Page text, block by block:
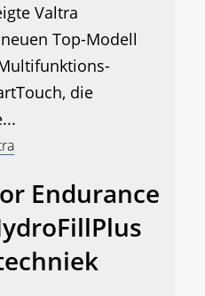
Valtra
Top-Modell
die
Endurance